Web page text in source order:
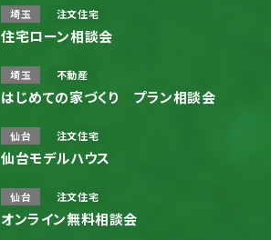
埼玉 注文住宅
住宅ローン相談会
埼玉 不動産
はじめての家づくり プラン相談会
仙台 注文住宅
仙台モデルハウス
仙台 注文住宅
オンライン無料相談会